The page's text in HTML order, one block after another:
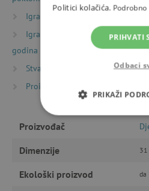
Igračke prema starosti
Igračke prema starosti
Igre
godina
Stvaranje
Naljepnice
Proizvođači
Proizvođač
Dimenzije
Ekološki proizvod da
Politici kolačića. Podrobno
PRIHVATI
Odbaci
PRIKAŽI
NUŽNO
FUNKCIONALNOST